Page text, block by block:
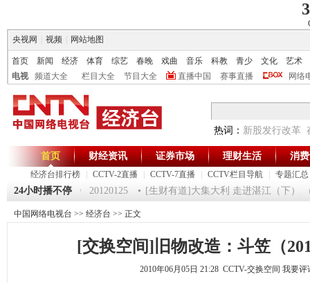
央视网
视频 网站地图
首页 新闻 经济 体育 综艺 春晚 戏曲 音乐 科教 青少 文化
艺术
电视
频道大全 栏目大全 节目大全 直播中国 赛事直播 网络
热词： 新股发行改革
首页
经济台排行榜 CCTV-2直播 CCTV-7直播 CCTV栏目导航 专题汇总
财经资讯 证券市场 理财生活 消
24小时播不停
《第一时间》 20120125 [生财有道]大集大利 走进湛江（下） （
中国网络电视台 >> 经济台 >> 正文
[交换空间]旧物改造：斗笠（
2010年06月05日 21:28 CCTV-交换空间 我要评